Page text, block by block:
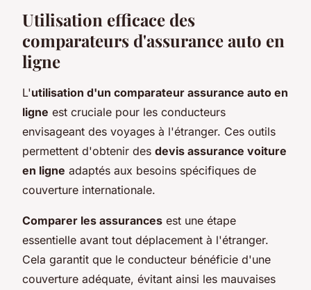
Utilisation efficace des
comparateurs d'assurance auto en
ligne
L'utilisation d'un comparateur assurance auto en
ligne est cruciale pour les conducteurs
envisageant des voyages à l'étranger. Ces outils
permettent d'obtenir des devis assurance voiture
en ligne adaptés aux besoins spécifiques de
couverture internationale.
Comparer les assurances est une étape
essentielle avant tout déplacement à l'étranger.
Cela garantit que le conducteur bénéficie d'une
couverture adéquate, évitant ainsi les mauvaises